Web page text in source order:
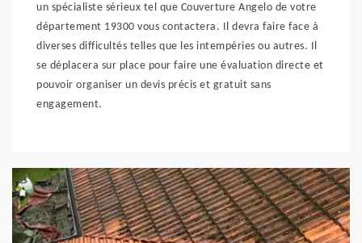
un spécialiste sérieux tel que Couverture Angelo de votre
département 19300 vous contactera. Il devra faire face à
diverses difficultés telles que les intempéries ou autres. Il
se déplacera sur place pour faire une évaluation directe et
pouvoir organiser un devis précis et gratuit sans
engagement.